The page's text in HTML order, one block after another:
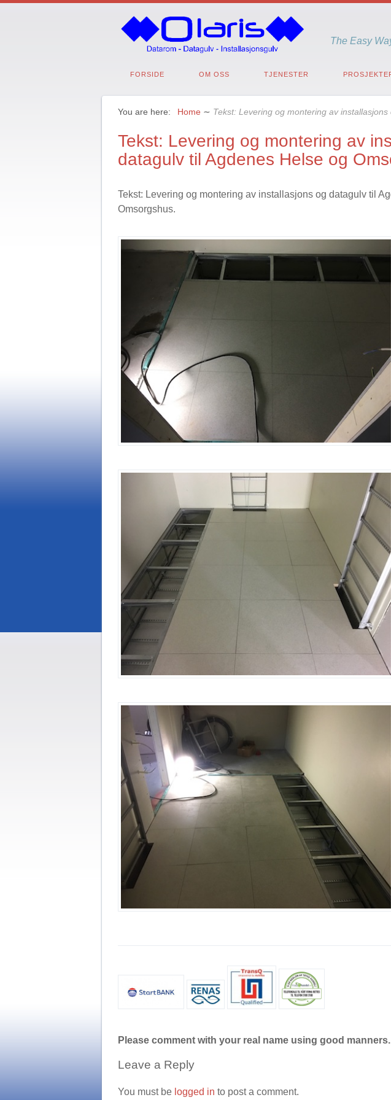
The Easy
FORSIDE OM OSS TJENESTER
You are here: Home ∼ Tekst: Levering og montering av
Tekst: Levering og montering av
datagulv til Agdenes Helse og
Tekst: Levering og montering av installasjons og datagulv til
Omsorgshus.
Please comment with your real name using good manners.
Leave a Reply
You must be logged in to post a comment.